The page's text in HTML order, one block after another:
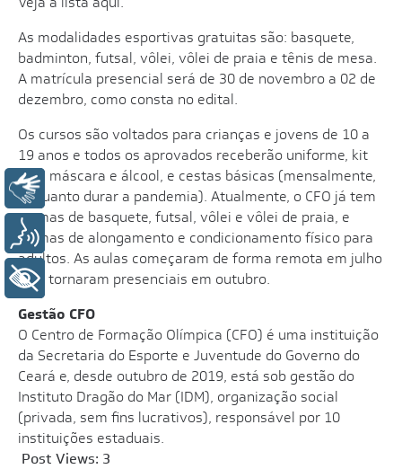
As modalidades esportivas gratuitas são: basquete,
badminton, futsal, vôlei, vôlei de praia e tênis de mesa.
A matrícula presencial será de 30 de novembro a 02 de
dezembro, como consta no edital.
Os cursos são voltados para crianças e jovens de 10 a
19 anos e todos os aprovados receberão uniforme, kit
com máscara e álcool, e cestas básicas (mensalmente,
enquanto durar a pandemia). Atualmente, o CFO já tem
turmas de basquete, futsal, vôlei e vôlei de praia, e
turmas de alongamento e condicionamento físico para
adultos. As aulas começaram de forma remota em julho
e se tornaram presenciais em outubro.
Gestão CFO
O Centro de Formação Olímpica (CFO) é uma instituição
da Secretaria do Esporte e Juventude do Governo do
Ceará e, desde outubro de 2019, está sob gestão do
Instituto Dragão do Mar (IDM), organização social
(privada, sem fins lucrativos), responsável por 10
instituições estaduais.
Post Views: 3
Libras
Voz
+ Acessibilidade